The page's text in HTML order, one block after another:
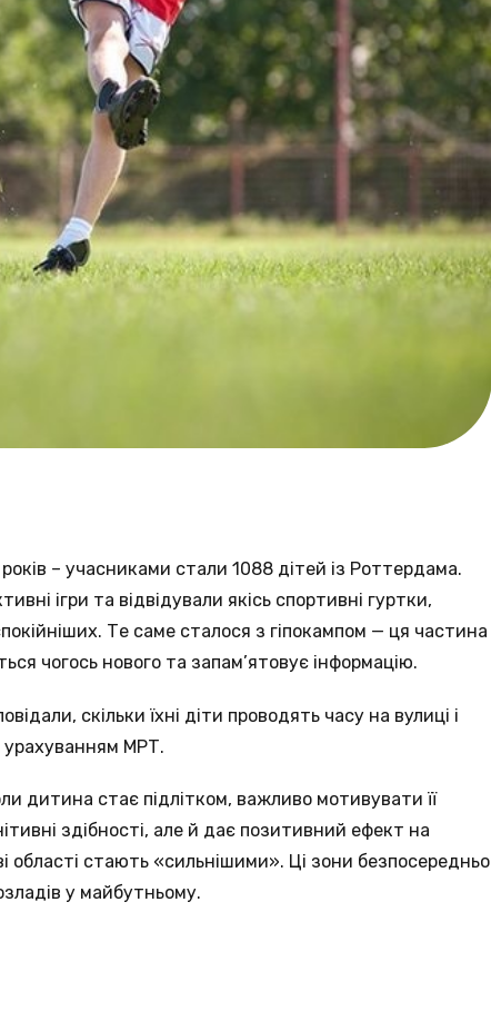
– учасниками стали 1088 дітей із Роттердама.
ігри та відвідували якісь спортивні гуртки,
Те саме сталося з гіпокампом — ця частина
чогось нового та запам’ятовує інформацію.
скільки їхні діти проводять часу на вулиці і
МРТ.
дитина стає підлітком, важливо мотивувати її
здібності, але й дає позитивний ефект на
області стають «сильнішими». Ці зони безпосередньо
у майбутньому.